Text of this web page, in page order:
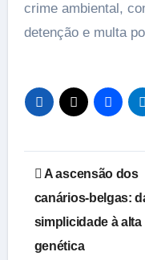
crime ambiental,
detenção e multa
Navegação
de
Post
A ascensão dos
canários-belgas:
simplicidade à alta
genética